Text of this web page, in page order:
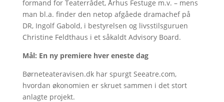
formand for Teaterrådet, Århus Festuge m.v. – mens
man bl.a. finder den netop afgåede dramachef på
DR, Ingolf Gabold, i bestyrelsen og livsstilsguruen
Christine Feldthaus i et såkaldt Advisory Board.
Mål: En ny premiere hver eneste dag
Børneteateravisen.dk har spurgt Seeatre.com,
hvordan økonomien er skruet sammen i det stort
anlagte projekt.